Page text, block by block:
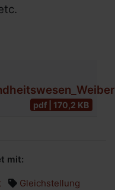
pdf | 170,2 KB
mit:
Gleichstellung